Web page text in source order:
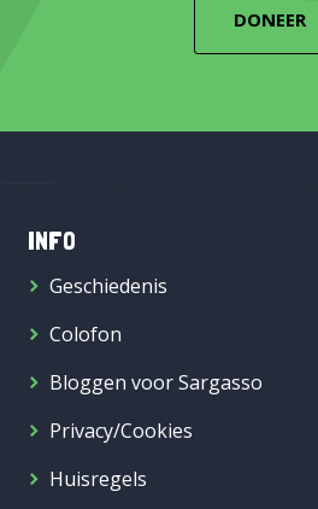
DONEER
INFO
Geschiedenis
Colofon
Bloggen voor Sargasso
Privacy/Cookies
Huisregels